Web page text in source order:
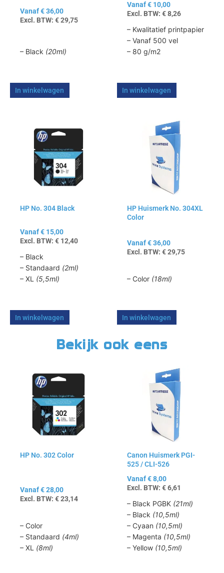
Vanaf€36,00
Excl. BTW: €29,75
– Black (20ml)
In winkelwagen
productpagina
Vanaf€ 10,00
Excl. BTW: €8,26
– Kwalitatief printpapier
– Vanaf 500 vel
– 80 g/m2
In winkelwagen
productpagina
HP No. 304 Black
Vanaf€ 15,00
Excl. BTW: € 12,40
– Black
– Standaard (2ml)
– XL (5,5ml)
In winkelwagen
product
meerdere
variaties.
gekozen
productpagina
HP Huismerk No. 304XL
Color
Vanaf€36,00
Excl. BTW: €29,75
– Color (18ml)
In winkelwagen
gekozen
worden
productpagina
Bekijk ook eens
HP No. 302 Color
Vanaf€28,00
Excl. BTW: €23,14
– Color
– Standaard (4ml)
– XL (8ml)
meerdere
variaties.
gekozen
productpagina
Canon Huismerk PGI-
525 / CLI-526
Vanaf€8,00
Excl. BTW: €6,61
– Black PGBK (21ml)
– Black (10,5ml)
– Cyaan (10,5ml)
– Magenta (10,5ml)
– Yellow (10,5ml)
gekozen
worden
productpagina